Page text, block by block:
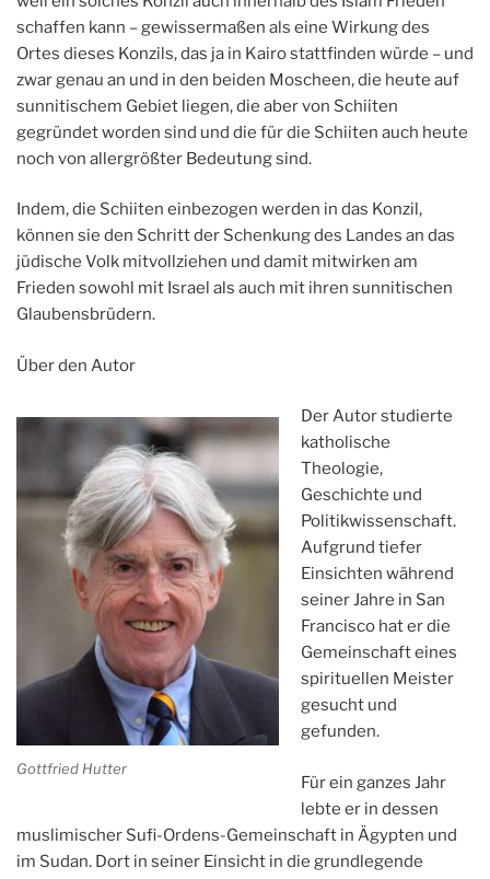
schaffen kann – gewissermaßen als eine Wirkung des
Ortes dieses Konzils, das ja in Kairo stattfinden würde – und
zwar genau an und in den beiden Moscheen, die heute auf
sunnitischem Gebiet liegen, die aber von Schiiten
gegründet worden sind und die für die Schiiten auch heute
noch von allergrößter Bedeutung sind.
Indem, die Schiiten einbezogen werden in das Konzil,
können sie den Schritt der Schenkung des Landes an das
jüdische Volk mitvollziehen und damit mitwirken am
Frieden sowohl mit Israel als auch mit ihren sunnitischen
Glaubensbrüdern.
Über den Autor
Gottfried Hutter
Der Autor studierte
katholische
Theologie,
Geschichte und
Politikwissenschaft.
Aufgrund tiefer
Einsichten während
seiner Jahre in San
Francisco hat er die
Gemeinschaft eines
spirituellen Meister
gesucht und
gefunden.
Für ein ganzes Jahr
lebte er in dessen
muslimischer Sufi-Ordens-Gemeinschaft in Ägypten und
im Sudan. Dort in seiner Einsicht in die grundlegende